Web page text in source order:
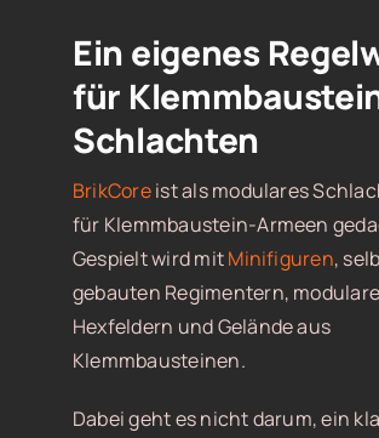
Ein eigenes
für
Schlachten
BrikCoreist als modulares
für Klemmbaustein-Armeen
Gespielt wird mitMinifiguren,
gebauten Regimentern,
Hexfeldern und Gelände aus
Klemmbausteinen.
Dabei geht es nicht darum, ein